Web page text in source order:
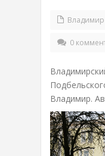
Владимир
0
Владимир.